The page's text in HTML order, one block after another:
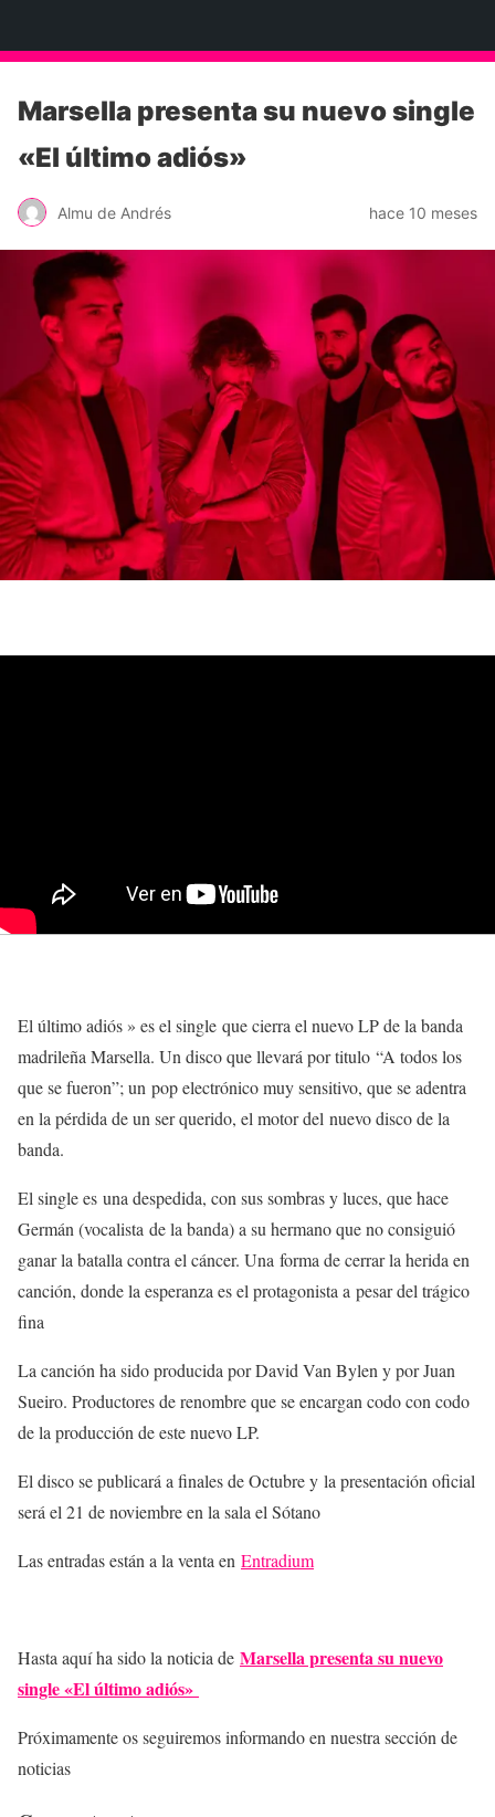
Marsella presenta su nuevo single
«El último adiós»
Almu de Andrés hace 10 meses
El último adiós » es el single que cierra el nuevo LP de la banda
madrileña Marsella. Un disco que llevará por titulo “A todos los
que se fueron”; un pop electrónico muy sensitivo, que se adentra
en la pérdida de un ser querido, el motor del nuevo disco de la
banda.
El single es una despedida, con sus sombras y luces, que hace
Germán (vocalista de la banda) a su hermano que no consiguió
ganar la batalla contra el cáncer. Una forma de cerrar la herida en
canción, donde la esperanza es el protagonista a pesar del trágico
fina
La canción ha sido producida por David Van Bylen y por Juan
Sueiro. Productores de renombre que se encargan codo con codo
de la producción de este nuevo LP.
El disco se publicará a finales de Octubre y la presentación oficial
será el 21 de noviembre en la sala el Sótano
Las entradas están a la venta en Entradium
Hasta aquí ha sido la noticia de Marsella presenta su nuevo
single «El último adiós»
Próximamente os seguiremos informando en nuestra sección de
noticias